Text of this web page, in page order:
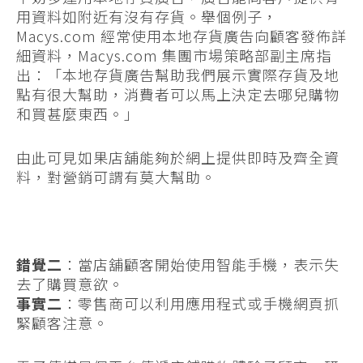
用資料如附近有沒有存貨。舉個例子，
Macys.com 經常使用本地存貨廣告向顧客發佈詳
細資料，Macys.com 集團市場策略部副主席指
出：「本地存貨廣告幫助我們展示實際存貨及地
點有很大幫助，消費者可以馬上決定去哪兒購物
和買甚麼東西。」
由此可見如果店舖能夠於網上提供即時及齊全資
料，對營銷可謂有莫大幫助。
錯覺二 ：當店舖顧客開始使用智能手機，表示失
去了購買意欲。
事實二 ：零售商可以利用應用程式或手機網頁抓
緊顧客注意。